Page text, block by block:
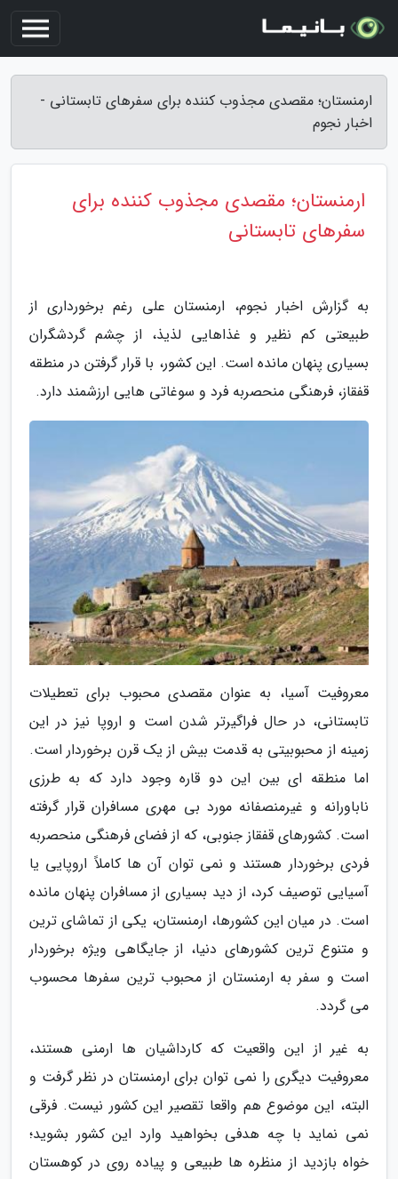
ارمنستان؛ مقصدی مجذوب کننده برای سفرهای تابستانی -
اخبار نجوم
ارمنستان؛ مقصدی مجذوب کننده برای
سفرهای تابستانی
به گزارش اخبار نجوم، ارمنستان علی رغم برخورداری از
طبیعتی کم نظیر و غذاهایی لذیذ، از چشم گردشگران
بسیاری پنهان مانده است. این کشور، با قرار گرفتن در منطقه
قفقاز، فرهنگی منحصربه فرد و سوغاتی هایی ارزشمند دارد.
معروفیت آسیا، به عنوان مقصدی محبوب برای تعطیلات
تابستانی، در حال فراگیرتر شدن است و اروپا نیز در این
زمینه از محبوبیتی به قدمت بیش از یک قرن برخوردار است.
اما منطقه ای بین این دو قاره وجود دارد که به طرزی
ناباورانه و غیرمنصفانه مورد بی مهری مسافران قرار گرفته
است. کشورهای قفقاز جنوبی، که از فضای فرهنگی منحصربه
فردی برخوردار هستند و نمی توان آن ها کاملاً اروپایی یا
آسیایی توصیف کرد، از دید بسیاری از مسافران پنهان مانده
است. در میان این کشورها، ارمنستان، یکی از تماشای ترین
و متنوع ترین کشورهای دنیا، از جایگاهی ویژه برخوردار
است و سفر به ارمنستان از محبوب ترین سفرها محسوب
می گردد.
به غیر از این واقعیت که کارداشیان ها ارمنی هستند،
معروفیت دیگری را نمی توان برای ارمنستان در نظر گرفت و
البته، این موضوع هم واقعا تقصیر این کشور نیست. فرقی
نمی نماید با چه هدفی بخواهید وارد این کشور بشوید؛
خواه بازدید از منظره ها طبیعی و پیاده روی در کوهستان